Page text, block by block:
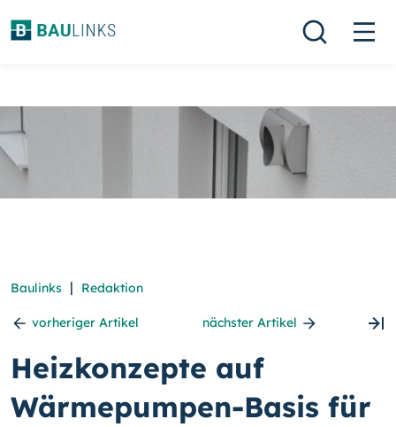
Baulinks | Redaktion
vorheriger Artikel nächster Artikel
Heizkonzepte auf
Wärmepumpen-Basis für